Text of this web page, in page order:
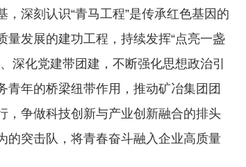
深刻认识“青马工程”是传承红色基因的
发展的建功工程，持续发挥“点亮一盏
深化党建带团建，不断强化思想政治引
年的桥梁纽带作用，推动矿冶集团团
，争做科技创新与产业创新融合的排头
的突击队，将青春奋斗融入企业高质量